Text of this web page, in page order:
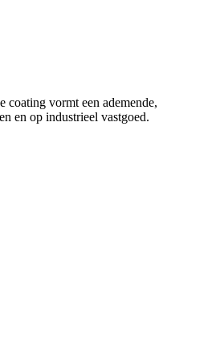
coating vormt een ademende,
en op industrieel vastgoed.